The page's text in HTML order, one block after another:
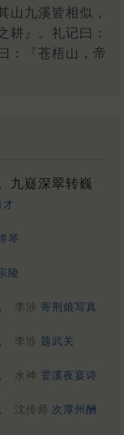
山九溪皆相似，
耕』。礼记曰：
：『苍梧山，帝
九嶷深翠转巍
才
琴
陵
李涉 寄荆娘写真
李涉 题武关
水神 霅溪夜宴诗
沈传师 次潭州酬